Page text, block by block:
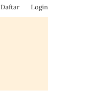
Daftar Login